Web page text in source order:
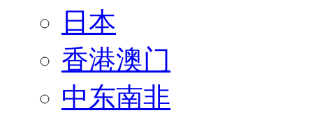
日本
香港澳门
中东南非